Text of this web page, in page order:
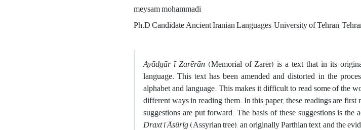
meysam mohammadi
Ph.D Candidate Ancient Iranian Languages, University of Tehran,
Ayādgār ī Zarērān(Memorial of Zarēr) is a text that in its
language. This text has been amended and distorted in the
alphabet and language. This makes it difficult to read some of the
different ways in reading them. In this paper, these readings are
suggestions are put forward. The basis of these suggestions is the
Draxt ī Āsūrīg(Assyrian tree), an originally Parthian text, and the